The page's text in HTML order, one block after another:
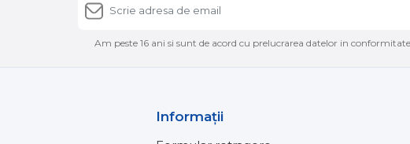
Am peste 16 ani si sunt de acord cu prelucrarea datelor in
Informaţii